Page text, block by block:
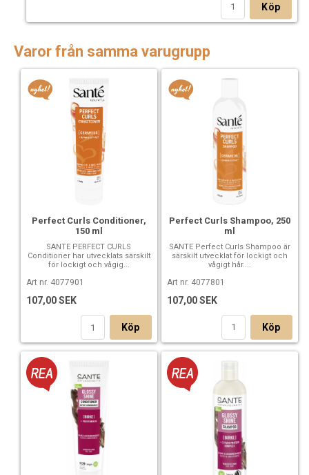
Köp
Varor från samma varugrupp
Perfect Curls Conditioner,
150 ml
SANTE PERFECT CURLS
Conditioner har utvecklats särskilt
för lockigt och vågig...
Art nr. 4077901
107,00 SEK
Köp
Perfect Curls Shampoo, 250
ml
SANTE Perfect Curls Shampoo är
särskilt utvecklat för lockigt och
vågigt hår....
Art nr. 4077801
107,00 SEK
Köp